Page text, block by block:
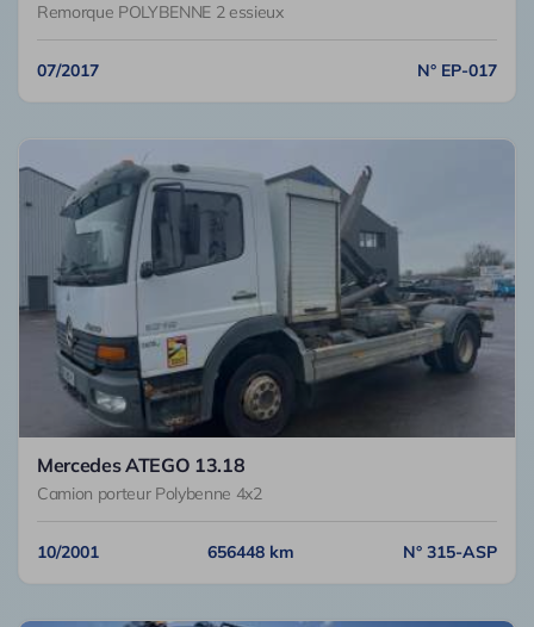
Remorque POLYBENNE 2 essieux
07/2017 N° EP-017
Mercedes ATEGO 13.18
Camion porteur Polybenne 4x2
10/2001 656448 km N° 315-ASP